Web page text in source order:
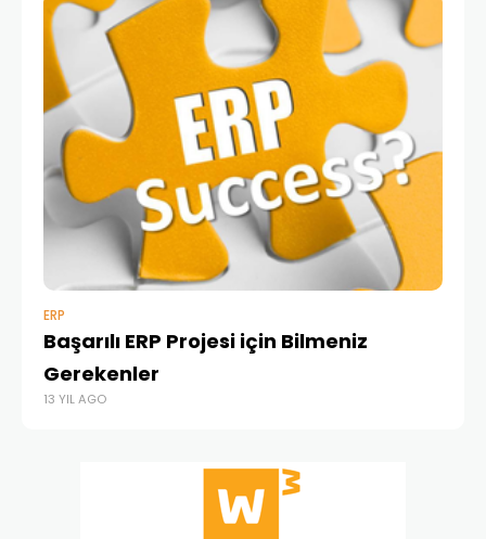
ERP
Başarılı ERP Projesi için Bilmeniz
Gerekenler
13 YIL AGO